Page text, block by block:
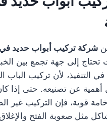
شركة تركيب أبواب حديد في
تحتاج إلى جهة تجمع بين
في التنفيذ، لأن تركيب الباب
أهمية عن تصنيعه. حتى إذا
قوية، فإن التركيب غير
مثل صعوبة الفتح